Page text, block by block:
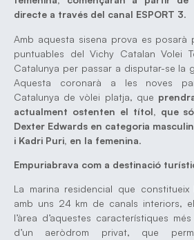
directe a través del canal ESPORT 3.
Amb aquesta sisena prova es posarà
puntuables del Vichy Catalan Volei
Catalunya per passar a disputar-se la
Aquesta coronarà a les noves
Catalunya de vòlei platja, que
actualment ostenten el títol, que
Dexter Edwards en categoria
i Kadri Puri, en la femenina.
Empuriabrava com a destinació
La marina residencial que constitueix
amb uns 24 km de canals interiors,
l’àrea d’aquestes característiques
d’un aeròdrom privat, que